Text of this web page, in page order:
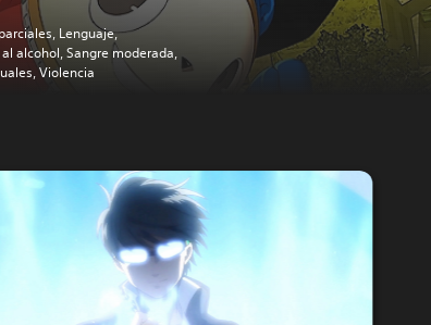
Lenguaje,
alcohol, Sangre moderada,
Violencia